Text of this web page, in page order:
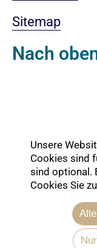
Sitemap
Nach
Unsere
Cookies sind
sind optional.
Cookies Sie